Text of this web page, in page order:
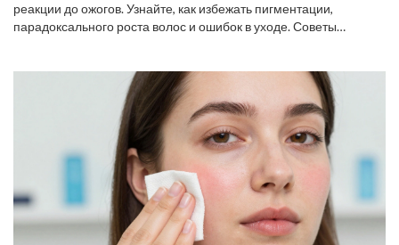
реакции до ожогов. Узнайте, как избежать пигментации,
парадоксального роста волос и ошибок в уходе. Советы